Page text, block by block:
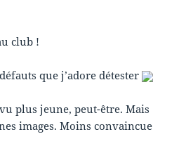
club !
que j’adore détester
plus jeune, peut-être. Mais
images. Moins convaincue